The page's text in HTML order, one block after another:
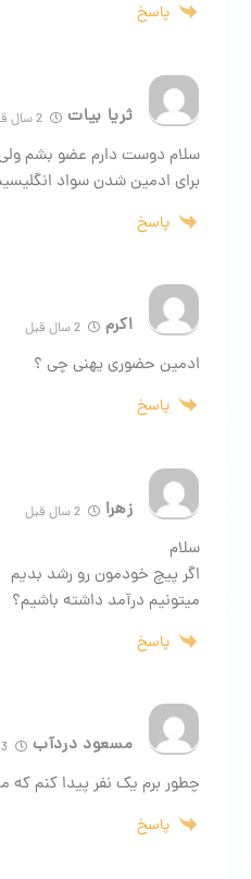
پاسخ
ثریا بیات
سلام دوست دارم عضو بشم
برای ادمین شدن سواد
پاسخ
اکرم 2 سال قبل
ادمین حضوری یهنی چی ؟
پاسخ
زهرا 2 سال قبل
سلام
اگر پيچ خودمون رو رشد بديم
ميتونيم درآمد داشته باشيم؟
پاسخ
مسعود دردآب 3 سال قبل
چطور برم یک نفر پیدا کنم
پاسخ